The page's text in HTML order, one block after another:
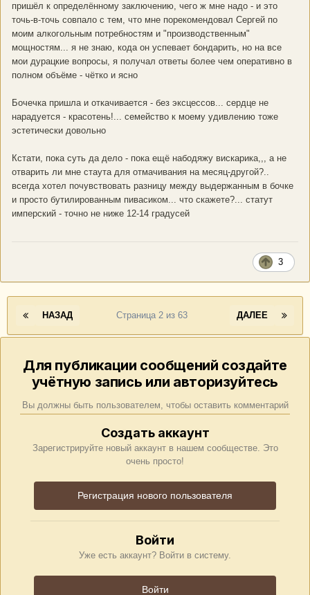
пришёл к определённому заключению, чего ж мне надо - и это
точь-в-точь совпало с тем, что мне порекомендовал Сергей по
моим алкогольным потребностям и "производственным"
мощностям... я не знаю, кода он успевает бондарить, но на все
мои дурацкие вопросы, я получал ответы более чем оперативно в
полном объёме - чётко и ясно
Бочечка пришла и откачивается - без эксцессов... сердце не
нарадуется - красотень!... семейство к моему удивлению тоже
эстетически довольно
Кстати, пока суть да дело - пока ещё набодяжу вискарика,,, а не
отварить ли мне стаута для отмачивания на месяц-другой?..
всегда хотел почувствовать разницу между выдержанным в бочке
и просто бутилированным пивасиком... что скажете?... статут
имперский - точно не ниже 12-14 градусей
3
НАЗАД ДАЛЕЕ
Страница 2 из 63
Для публикации сообщений создайте
учётную запись или авторизуйтесь
Вы должны быть пользователем, чтобы оставить комментарий
Создать аккаунт
Зарегистрируйте новый аккаунт в нашем сообществе. Это
очень просто!
Регистрация нового пользователя
Войти
Уже есть аккаунт? Войти в систему.
Войти